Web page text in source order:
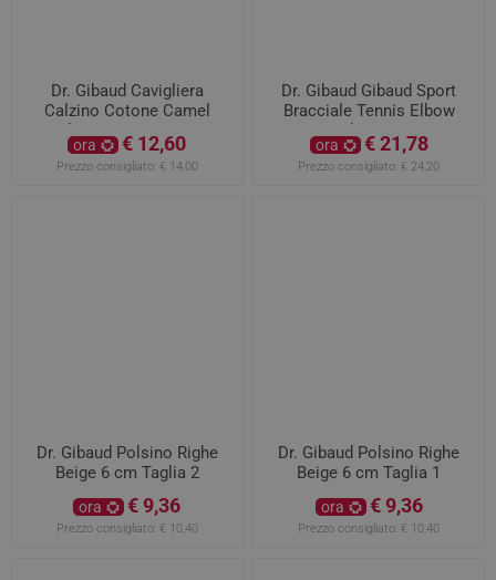
Dr. Gibaud Cavigliera
Calzino Cotone Camel
Taglia 1 Da 19 A 21 CM
ora € 12,60
Prezzo consigliato: € 14,00
Dr. Gibaud Gibaud Sport
Bracciale Tennis Elbow
Taglia Unica
ora € 21,78
Prezzo consigliato: € 24,20
Dr. Gibaud Polsino Righe
Beige 6 cm Taglia 2
ora € 9,36
Prezzo consigliato: € 10,40
Dr. Gibaud Polsino Righe
Beige 6 cm Taglia 1
ora € 9,36
Prezzo consigliato: € 10,40